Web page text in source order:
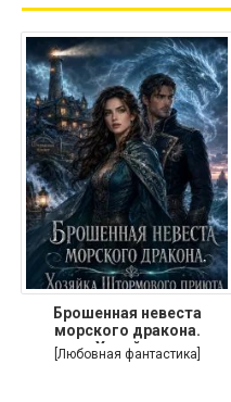
Брошенная невеста
морского дракона.
Хозяйка
[Любовная фантастика]